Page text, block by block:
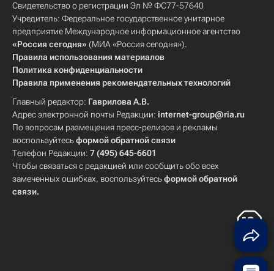
Свидетельство о регистрации Эл № ФС77-57640
Учредитель: Федеральное государственное унитарное
предприятие Международное информационное агентство
«Россия сегодня» (МИА «Россия сегодня»).
Правила использования материалов
Политика конфиденциальности
Правила применения рекомендательных технологий
Главный редактор: Гаврилова А.В.
Адрес электронной почты Редакции: internet-group@ria.ru
По вопросам размещения пресс-релизов и рекламы
воспользуйтесьформой обратной связи
Телефон Редакции: 7 (495) 645-6601
Чтобы связаться с редакцией или сообщить обо всех
замеченных ошибках, воспользуйтесьформой обратной
связи.